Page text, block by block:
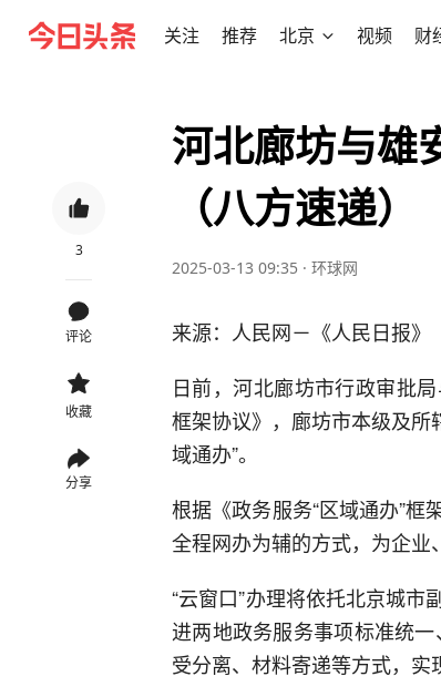
关注 推荐 北京 视频 财
3
评论
收藏
分享
河北廊坊与雄
（八方速递）
2025-03-13 09:35 · 环球网
来源：人民网－《人民日报》
日前，河北廊坊市行政审批
框架协议》，廊坊市本级及所
域通办”。
根据《政务服务“区域通办”框
全程网办为辅的方式，为企业
“云窗口”办理将依托北京城市
进两地政务服务事项标准统
受分离、材料寄递等方式，实